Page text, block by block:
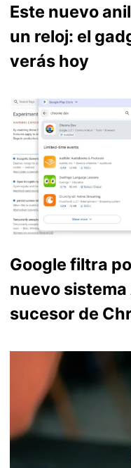
Este nuevo
un reloj: el
verás hoy
Google filtra
nuevo sistema
sucesor de